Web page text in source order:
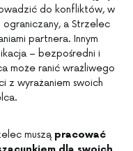
do konfliktów, w
ograniczany, a Strzelec
partnera. Innym
– bezpośredni i
może ranić wrażliwego
z wyrażaniem swoich
muszą pracować